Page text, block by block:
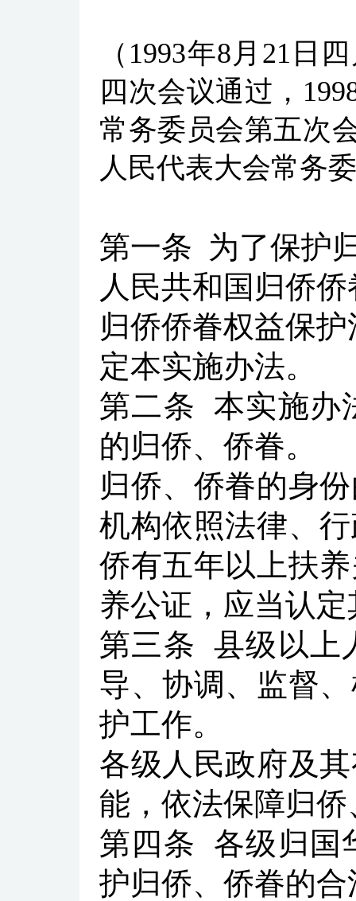
（ 1993年8 月 21 日
四次会议通过，
常务委员会第五次
人民代表大会常务
第一条 为了保护
人民共和国归侨
归侨侨眷权益保
定本实施办法。
第二条
本实施办
的归侨、侨眷。
归侨、侨眷的身
机构依照法律、
侨有五年以上扶
养公证，应当认
第三条
县级以上
导、协调、监督
护工作。
各级人民政府及
能，依法保障归
第四条
各级归国
护归侨、侨眷的